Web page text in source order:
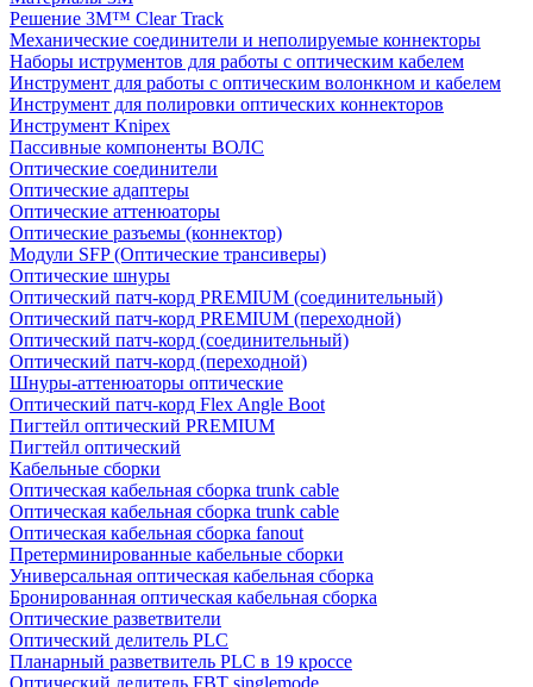
Решение 3M™ Clear Track
Механические соединители и неполируемые коннекторы
Наборы иструментов для работы с оптическим кабелем
Инструмент для работы с оптическим волонкном и кабелем
Инструмент для полировки оптических коннекторов
Инструмент Knipex
Пассивные компоненты ВОЛС
Оптические соединители
Оптические адаптеры
Оптические аттенюаторы
Оптические разъемы (коннектор)
Модули SFP (Оптические трансиверы)
Оптические шнуры
Оптический патч-корд PREMIUM (соединительный)
Оптический патч-корд PREMIUM (переходной)
Оптический патч-корд (соединительный)
Оптический патч-корд (переходной)
Шнуры-аттенюаторы оптические
Оптический патч-корд Flex Angle Boot
Пигтейл оптический PREMIUM
Пигтейл оптический
Кабельные сборки
Оптическая кабельная сборка trunk cable
Оптическая кабельная сборка trunk cable
Оптическая кабельная сборка fanout
Претерминированные кабельные сборки
Универсальная оптическая кабельная сборка
Бронированная оптическая кабельная сборка
Оптические разветвители
Оптический делитель PLC
Планарный разветвитель PLC в 19 кроссе
Оптический делитель FBT singlemode